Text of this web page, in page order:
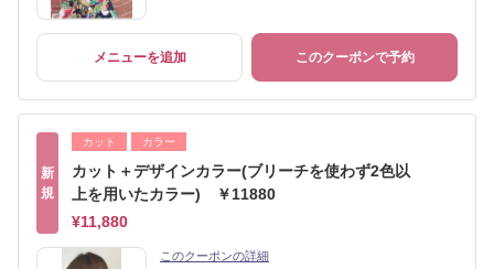
メニューを追加 このクーポンで予約
新
規
カット カラー
カット＋デザインカラー(ブリーチを使わず2色以
上を用いたカラー) ￥11880
¥11,880
このクーポンの詳細